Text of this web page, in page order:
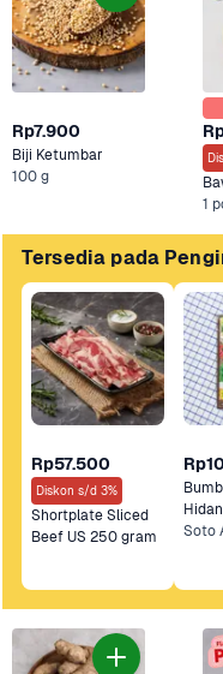
Rp7.900
Biji Ketumbar
100 g
Tersedia pada
Rp57.500
Diskon s/d 3%
Shortplate Sliced
Beef US 250 gram
Soto
Soto